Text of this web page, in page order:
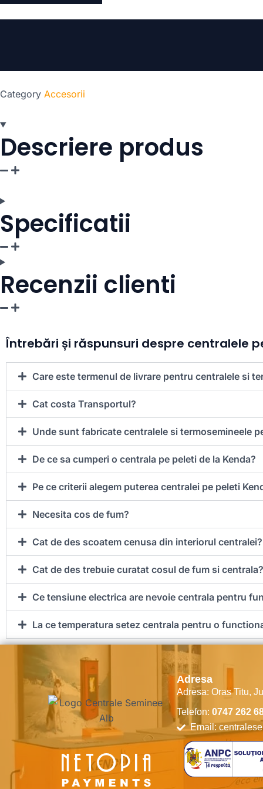
Category Accesorii
Descriere produs​​​
Specificatii
Recenzii clienti
Întrebări și răspunsuri despre centralele
Care este termenul de livrare pentru centralele si
Cat costa Transportul?
Unde sunt fabricate centralele si termosemineele
De ce sa cumperi o centrala pe peleti de la Kenda?
Pe ce criterii alegem puterea centralei pe peleti
Necesita cos de fum?
Cat de des scoatem cenusa din interiorul centralei?
Cat de des trebuie curatat cosul de fum si centrala?
Ce tensiune electrica are nevoie centrala pentru
La ce temperatura setez centrala pentru o
Adresa
Adresa: Oras Titu,
Telefon: 0747 262
Email: